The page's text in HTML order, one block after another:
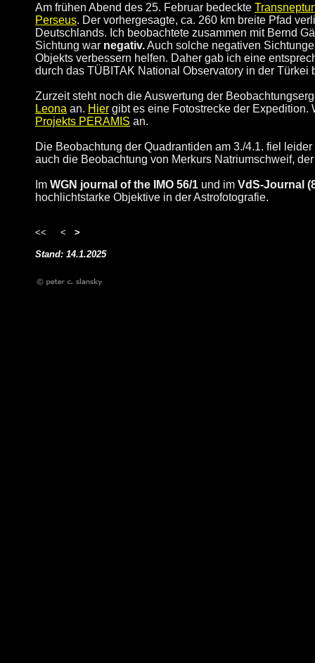
Am frühen Abend des 25. Februar bedeckte
Perseus. Der vorhergesagte, ca. 260 km breite Pfad
Deutschlands. Ich beobachtete zusammen mit Bernd
Sichtung war negativ.Auch solche negativen
Objekts verbessern helfen. Daher gab ich eine
durch das TÜBITAK National Observatory in der Türkei
Zurzeit steht noch die Auswertung der
Leona an. Hier gibt es eine Fotostrecke der Expedition.
Projekts PERAMIS an.
Die Beobachtung der Quadrantiden am 3./4.1. fiel
auch die Beobachtung von Merkurs Natriumschweif,
Im WGN journal of the IMO 56/1 und im VdS-Journal
hochlichtstarke Objektive in der Astrofotografie.
<< < >
Stand: 14.1.2025